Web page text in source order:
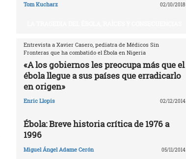
Tom Kucharz 02/10/2018
Entrevista a Xavier Casero, pediatra de Médicos Sin
Fronteras que ha combatido el Ébola en Nigeria
«A los gobiernos les preocupa más que el
ébola llegue a sus países que erradicarlo
en origen»
Enric Llopis 02/12/2014
Ébola: Breve historia crítica de 1976 a
1996
Miguel Ángel Adame Cerón 05/11/2014